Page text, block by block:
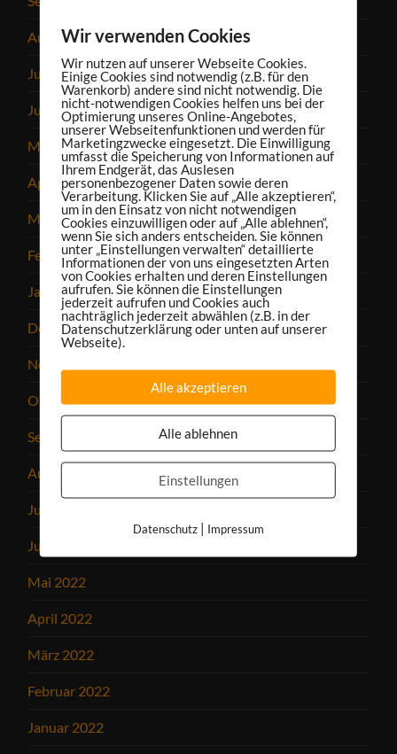
August 2023
Juli 2023
Juni 2023
Mai 2023
April 2023
März 2023
Februar 2023
Januar 2023
Dezember 2022
November 2022
Oktober 2022
September 2022
August 2022
Juli 2022
Juni 2022
Mai 2022
April 2022
März 2022
Februar 2022
Januar 2022
Wir verwenden Cookies
Wir nutzen auf unserer Webseite Cookies.
Einige Cookies sind notwendig (z.B. für den
Warenkorb) andere sind nicht notwendig. Die
nicht-notwendigen Cookies helfen uns bei der
Optimierung unseres Online-Angebotes,
unserer Webseitenfunktionen und werden für
Marketingzwecke eingesetzt. Die Einwilligung
umfasst die Speicherung von Informationen auf
Ihrem Endgerät, das Auslesen
personenbezogener Daten sowie deren
Verarbeitung. Klicken Sie auf „Alle akzeptieren“,
um in den Einsatz von nicht notwendigen
Cookies einzuwilligen oder auf „Alle ablehnen“,
wenn Sie sich anders entscheiden. Sie können
unter „Einstellungen verwalten“ detaillierte
Informationen der von uns eingesetzten Arten
von Cookies erhalten und deren Einstellungen
aufrufen. Sie können die Einstellungen
jederzeit aufrufen und Cookies auch
nachträglich jederzeit abwählen (z.B. in der
Datenschutzerklärung oder unten auf unserer
Webseite).
Alle akzeptieren
Alle ablehnen
Einstellungen
Datenschutz| Impressum